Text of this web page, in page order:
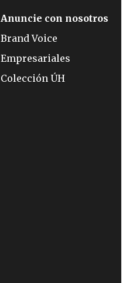
Anuncie con nosotros
Brand Voice
Empresariales
Colección ÚH